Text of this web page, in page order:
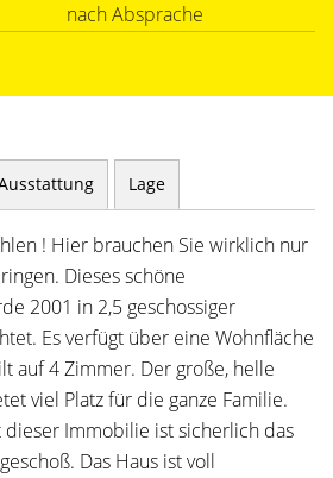
nach Absprache
Lage
! Hier brauchen Sie wirklich nur
Dieses schöne
2001 in 2,5 geschossiger
Es verfügt über eine Wohnfläche
auf 4 Zimmer. Der große, helle
viel Platz für die ganze Familie.
Immobilie ist sicherlich das
Das Haus ist voll